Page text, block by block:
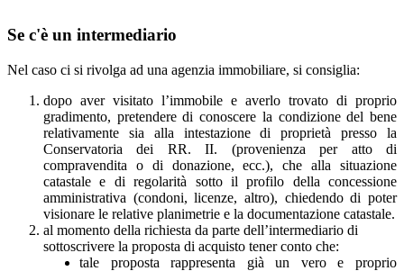
Se c'è un intermediario
Nel caso ci si rivolga ad una agenzia immobiliare, si consiglia:
dopo aver visitato l’immobile e averlo trovato di proprio
gradimento, pretendere di conoscere la condizione del bene
relativamente sia alla intestazione di proprietà presso la
Conservatoria dei RR. II. (provenienza per atto di
compravendita o di donazione, ecc.), che alla situazione
catastale e di regolarità sotto il profilo della concessione
amministrativa (condoni, licenze, altro), chiedendo di poter
visionare le relative planimetrie e la documentazione catastale.
al momento della richiesta da parte dell’intermediario di
sottoscrivere la proposta di acquisto tener conto che:
tale proposta rappresenta già un vero e proprio